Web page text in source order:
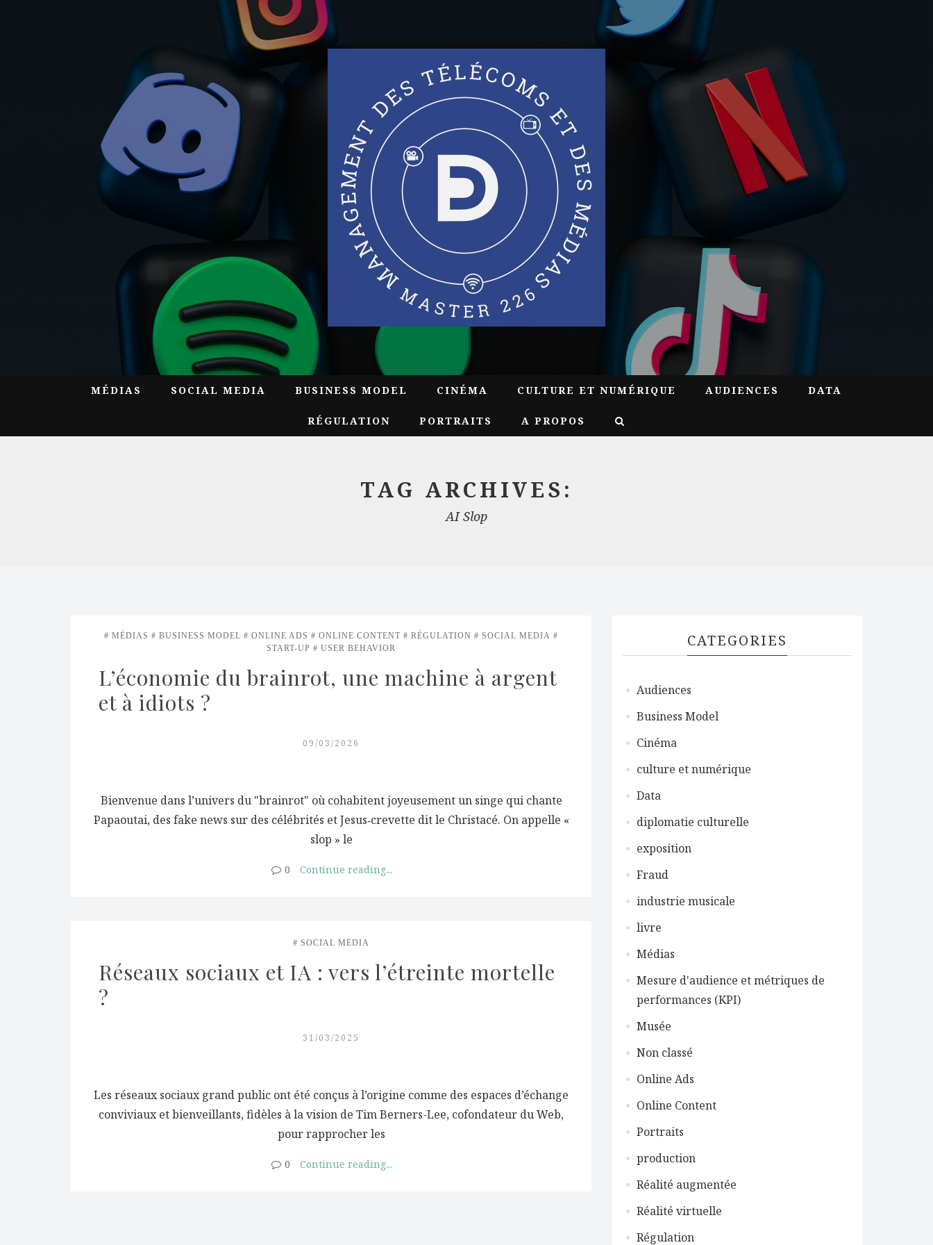
MÉDIAS SOCIAL MEDIA BUSINESS MODEL CINÉMA CULTURE ET NUMÉRIQUE AUDIENCES DATA
RÉGULATION PORTRAITS A PROPOS
TAG ARCHIVES:
AI Slop
MÉDIAS BUSINESS MODEL ONLINE ADS ONLINE CONTENT RÉGULATION
SOCIAL MEDIA
START-UP
USER BEHAVIOR
L’économie du brainrot, une machine à argent
et à idiots ?
09/03/2026
Bienvenue dans l’univers du "brainrot" où cohabitent joyeusement un singe qui chante
Papaoutai, des fake news sur des célébrités et Jesus‑crevette dit le Christacé. On appelle «
slop » le
0 Continue reading...
SOCIAL MEDIA
Réseaux sociaux et IA : vers l’étreinte mortelle
?
31/03/2025
Les réseaux sociaux grand public ont été conçus à l’origine comme des espaces d’échange
conviviaux et bienveillants, fidèles à la vision de Tim Berners-Lee, cofondateur du Web,
pour rapprocher les
0 Continue reading...
CATEGORIES
Audiences
Business Model
Cinéma
culture et numérique
Data
diplomatie culturelle
exposition
Fraud
industrie musicale
livre
Médias
Mesure d'audience et métriques de
performances (KPI)
Musée
Non classé
Online Ads
Online Content
Portraits
production
Réalité augmentée
Réalité virtuelle
Régulation